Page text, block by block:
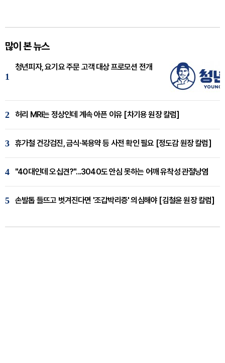
많이 본 뉴스
1
청년피자, 요기요 주문 고객 대상 프로모션 전개
2 허리 MRI는 정상인데 계속 아픈 이유 [차기용 원장 칼럼]
3 휴가철 건강검진, 금식·복용약 등 사전 확인 필요 [정도감 원장 칼럼]
4 "40대인데 오십견?"...3040도 안심 못하는 어깨 유착성 관절낭염
5 손발톱 들뜨고 벗겨진다면 '조갑박리증' 의심해야 [김철윤 원장 칼럼]